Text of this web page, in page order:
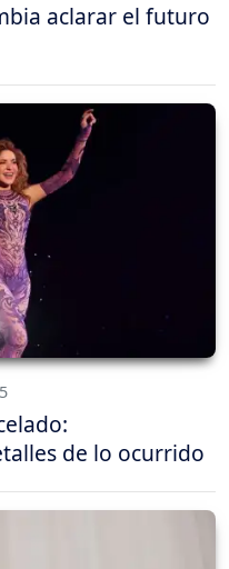
aclarar el futuro
de lo ocurrido